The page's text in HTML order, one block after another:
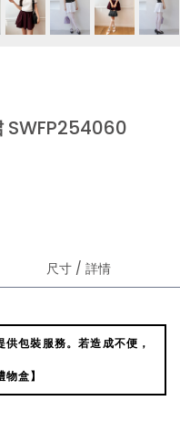
SWFP254060
尺寸 / 詳情
包裝服務。若造成不便，
盒】